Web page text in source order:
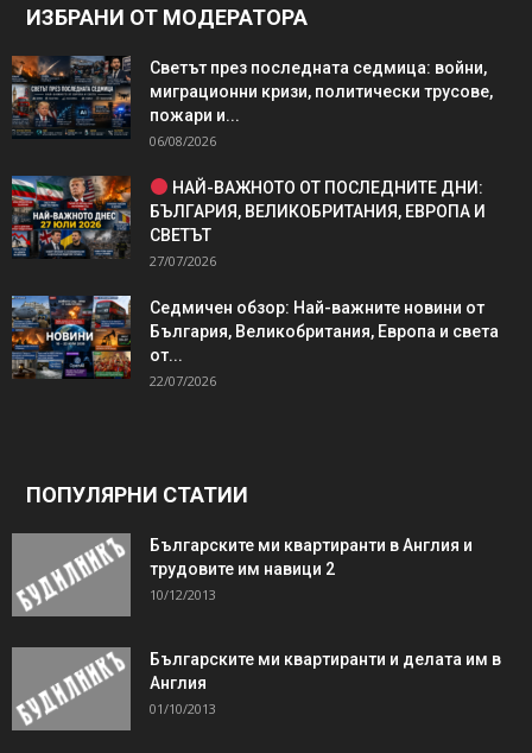
ИЗБРАНИ ОТ МОДЕРАТОРА
Светът през последната седмица: войни,
миграционни кризи, политически трусове,
пожари и...
06/08/2026
НАЙ-ВАЖНОТО ОТ ПОСЛЕДНИТЕ ДНИ:
БЪЛГАРИЯ, ВЕЛИКОБРИТАНИЯ, ЕВРОПА И
СВЕТЪТ
27/07/2026
Седмичен обзор: Най-важните новини от
България, Великобритания, Европа и света
от...
22/07/2026
ПОПУЛЯРНИ СТАТИИ
Българските ми квартиранти в Англия и
трудовите им навици 2
10/12/2013
Българските ми квартиранти и делата им в
Англия
01/10/2013